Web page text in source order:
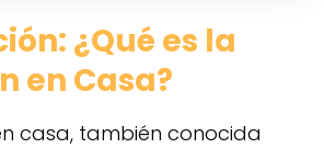
¿Qué es la
en Casa?
casa, también conocida